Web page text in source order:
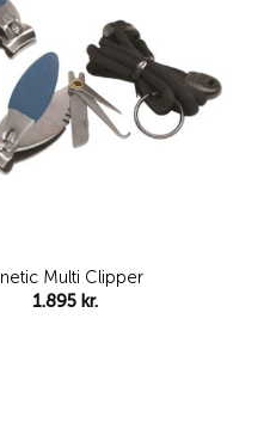
Multi Clipper
1.895 kr.